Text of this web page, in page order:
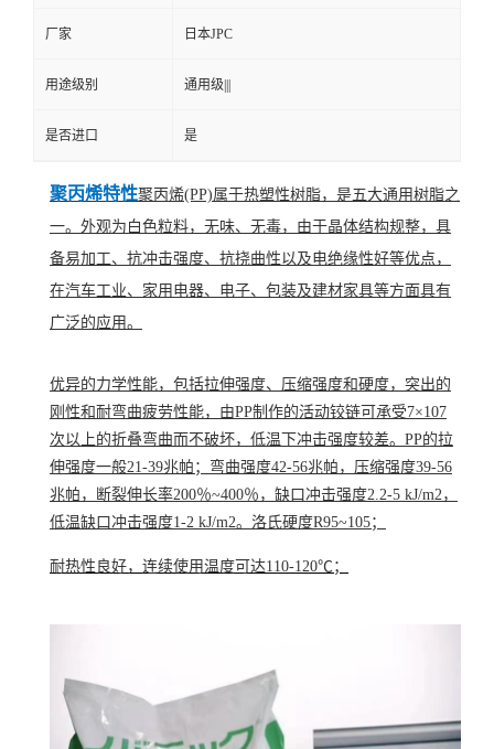
厂家 日本JPC
用途级别 通用级|||
是否进口 是
聚丙烯特性聚丙烯(PP)属于热塑性树脂，是五大通用树脂之
一。外观为白色粒料，无味、无毒，由于晶体结构规整，具
备易加工、抗冲击强度、抗挠曲性以及电绝缘性好等优点，
在汽车工业、家用电器、电子、包装及建材家具等方面具有
广泛的应用。
优异的力学性能，包括拉伸强度、压缩强度和硬度，突出的
刚性和耐弯曲疲劳性能，由PP制作的活动铰链可承受7×107
次以上的折叠弯曲而不破坏，低温下冲击强度较差。PP的拉
伸强度一般21-39兆帕；弯曲强度42-56兆帕，压缩强度39-56
兆帕，断裂伸长率200％~400％，缺口冲击强度2.2-5 kJ/m2 ，
低温缺口冲击强度1-2 kJ/m2。洛氏硬度R95~105；
耐热性良好，连续使用温度可达110-120℃；